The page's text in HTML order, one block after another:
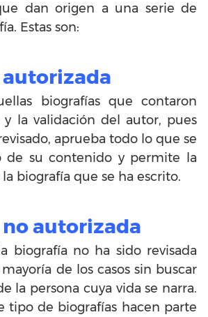
dan origen a una serie de
Estas son:
biografías que contaron
la validación del autor, pues
aprueba todo lo que se
de su contenido y permite la
biografía que se ha escrito.
autorizada
biografía no ha sido revisada
de los casos sin buscar
la persona cuya vida se narra.
tipo de biografías hacen parte